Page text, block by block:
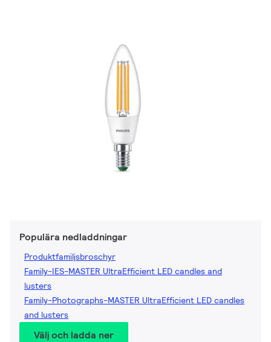
Populära nedladdningar
Produktfamiljsbroschyr
Family-IES-MASTER UltraEfficient LED candles and
lusters
Family-Photographs-MASTER UltraEfficient LED candles
and lusters
Välj och ladda ner